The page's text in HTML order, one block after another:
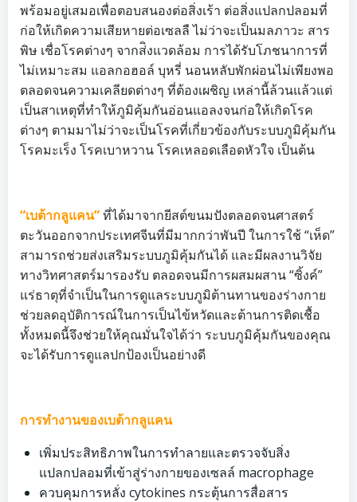
พร้อมอยู่เสมอเพื่อตอบสนองต่อสิ่งเร้า ต่อสิ่งแปลกปลอมที่
ก่อให้เกิดความเสียหายต่อเซลลื ไม่ว่าจะเป็นมลภาวะ สาร
พิษ เชื่อโรคต่างๆ จากส่ิงแวดล้อม การได้รับโภชนาการที่
ไม่เหมาะสม แอลกอฮอล์ บุหรี่ นอนหลับพักผ่อนไม่เพียงพอ
ตลอดจนความเคลียดต่างๆ ที่ต้องเผชิญ เหล่านี้ล้วนแล้วแต่
เป็นสาเหตุที่ทำให้ภูมิคุ้มกันอ่อนแอลงจนก่อให้เกิดโรค
ต่างๆ ตามมาไม่ว่าจะเป็นโรคที่เกี่ยวข้องกับระบบภูมิคุ้มกัน
โรคมะเร็ง โรคเบาหวาน โรคเหลอดเลือดหัวใจ เป็นต้น
“เบต้ากลูแคน”ที่ได้มาจากยีสต์ขนมปังตลอดจนศาสตร์
ตะวันออกจากประเทศจีนที่มีมากกว่าพันปี ในการใช้ “เห็ด”
สามารถช่วยส่งเสริมระบบภูมิคุ้มกันได้ และมีผลงานวิจัย
ทางวิทศาสตร์มารองรับ ตลอดจนมีการผสมผสาน “ซิ้งค์”
แร่ธาตุที่จำเป็นในการดูแลระบบภูมิต้านทานของร่างกาย
ช่วยลดอุบัติการณ์ในการเป็นไข้หวัดและต้านการติดเชื้อ
ทั้งหมดนี้จึงช่วยให้คุณมั่นใจได้ว่า ระบบภูมิคุ้มกันของคุณ
จะได้รับการดูแลปกป้องเป็นอย่างดี
การทำงานของเบต้ากลูแคน
เพิ่มประสิทธิภาพในการทำลายและตรวจจับสิ่ง
แปลกปลอมที่เข้าสู่ร่างกายของเซลล์ macrophage
ควบคุมการหลั่ง cytokines กระตุ้นการสื่อสาร